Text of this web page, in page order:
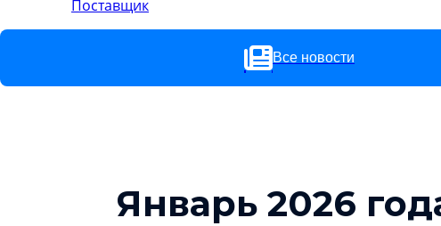
Поставщик
Все новости
Январь 2026